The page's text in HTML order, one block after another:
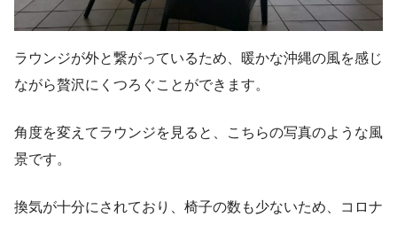
ラウンジが外と繋がっているため、暖かな沖縄の風を感じ
ながら贅沢にくつろぐことができます。
角度を変えてラウンジを見ると、こちらの写真のような風
景です。
換気が十分にされており、椅子の数も少ないため、コロナ